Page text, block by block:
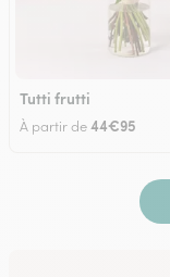
Tutti frutti
À partir de44€95